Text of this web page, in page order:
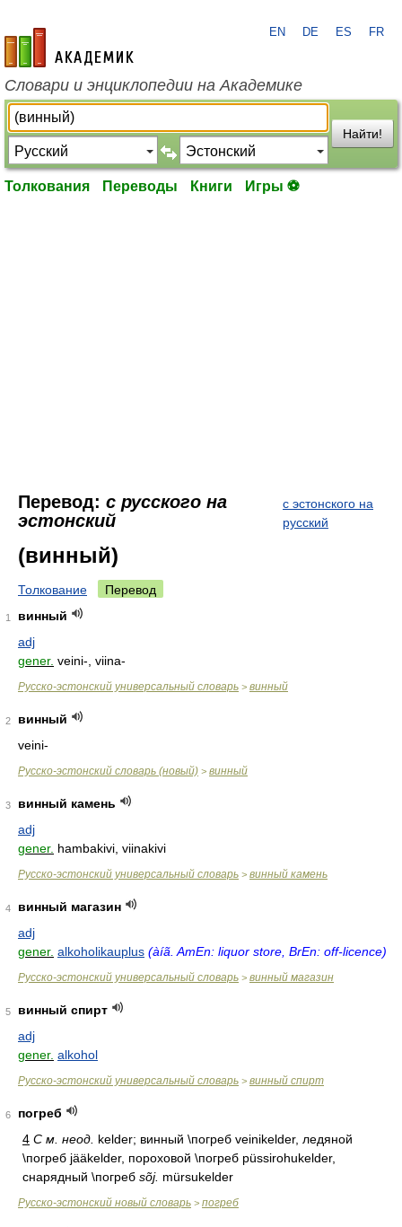
academic.ru
EN DE ES FR
Словари и энциклопедии на Академике
Найти!
Толкования Переводы Книги Игры ⚽
Перевод: с русского на
эстонский
с эстонского на
русский
(винный)
Толкование Перевод
1
винный
adj
gener. veini-, viina-
Русско-эстонский универсальный словарь > винный
2
винный
veini-
Русско-эстонский словарь (новый) > винный
3
винный камень
adj
gener. hambakivi, viinakivi
Русско-эстонский универсальный словарь > винный камень
4
винный магазин
adj
gener. alkoholikauplus (àíã. AmEn: liquor store, BrEn: off-licence)
Русско-эстонский универсальный словарь > винный магазин
5
винный спирт
adj
gener. alkohol
Русско-эстонский универсальный словарь > винный спирт
6
погреб
4 С м. неод. kelder; винный \погреб veinikelder, ледяной
\погреб jääkelder, пороховой \погреб püssirohukelder,
снарядный \погреб sõj. mürsukelder
Русско-эстонский новый словарь > погреб